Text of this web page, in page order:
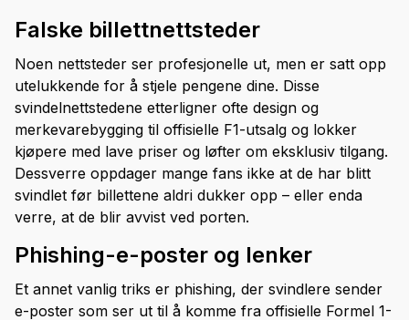
Falske billettnettsteder
Noen nettsteder ser profesjonelle ut, men er satt opp
utelukkende for å stjele pengene dine. Disse
svindelnettstedene etterligner ofte design og
merkevarebygging til offisielle F1-utsalg og lokker
kjøpere med lave priser og løfter om eksklusiv tilgang.
Dessverre oppdager mange fans ikke at de har blitt
svindlet før billettene aldri dukker opp – eller enda
verre, at de blir avvist ved porten.
Phishing-e-poster og lenker
Et annet vanlig triks er phishing, der svindlere sender
e-poster som ser ut til å komme fra offisielle Formel 1-